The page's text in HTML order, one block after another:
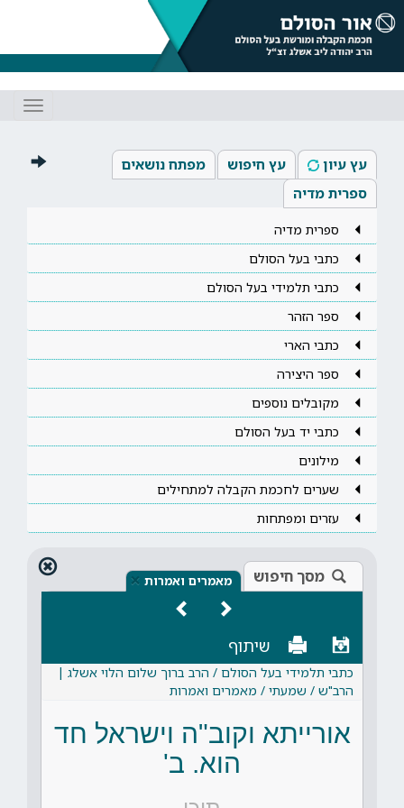
עץ עיון עץ חיפוש
מפתח נושאים
ספרית מדיה
ספרית מדיה
כתבי בעל הסולם
כתבי תלמידי בעל הסולם
ספר הזהר
כתבי הארי
ספר היצירה
מקובלים נוספים
כתבי יד בעל הסולם
מילונים
שערים לחכמת הקבלה למתחילים
עזרים ומפתחות
מסך חיפוש מאמרים ואמרות ×
שיתוף
כתבי תלמידי בעל הסולם / הרב ברוך שלום הלוי אשלג |
הרב"ש / שמעתי / מאמרים ואמרות
אורייתא וקוב"ה וישראל חד
הוא. ב'